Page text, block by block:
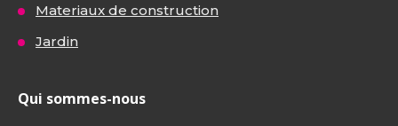
Materiaux de construction
Jardin
Qui sommes-nous